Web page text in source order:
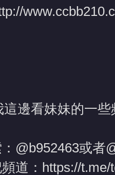
邊看妹妹的一
@b952463或者
道： https://t.me/